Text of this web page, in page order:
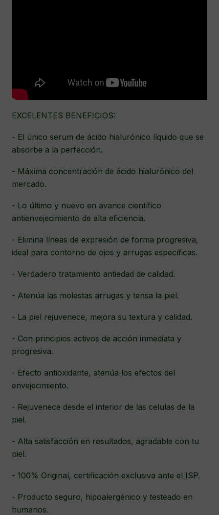
EXCELENTES BENEFICIOS:
- El único serum de ácido hialurónico líquido que se
absorbe a la perfección.
- Máxima concentración de ácido hialurónico del
mercado.
- Lo último y nuevo en avance científico
antienvejecimiento de alta eficiencia.
- Elimina líneas de expresión de forma progresiva,
ideal para contorno de ojos y arrugas específicas.
- Verdadero tratamiento antiedad de calidad.
- Atenúa las molestas arrugas y tensa la piel.
- La piel rejuvenece, mejora su textura y calidad.
- Con principios activos de acción inmediata y
progresiva.
- Efecto antioxidante, atenúa los efectos del
envejecimiento.
- Rejuvenece desde el interior de las celulas de la
piel.
- Alta satisfacción en resultados, agradable con tu
piel.
- 100% Original, certificación exclusiva ante el ISP.
- Producto seguro, hipoalergénico y testeado en
humanos.